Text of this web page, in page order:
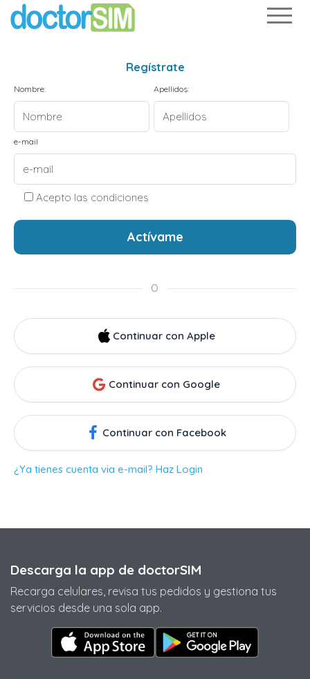
Regístrate
Nombre: Apellidos:
e-mail
Acepto las condiciones
Actívame
O
Continuar con Apple
Continuar con Google
Continuar con Facebook
¿Ya tienes cuenta via e-mail? Haz Login
Descarga la app de doctorSIM
Recarga celulares, revisa tus pedidos y gestiona tus
servicios desde una sola app.